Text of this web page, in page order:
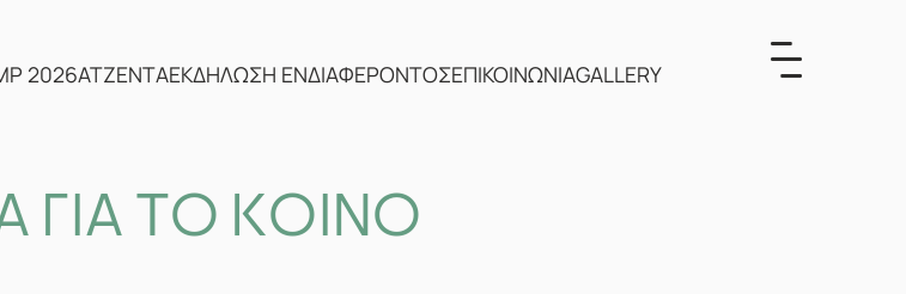
2026ΑΤΖΕΝΤΑΕΚΔΗΛΩΣΗ ΕΝΔΙΑΦΕΡΟΝΤΟΣΕΠΙΚΟΙΝΩΝΙΑGALLERY
ΓΙΑ ΤΟ ΚΟΙΝΟ